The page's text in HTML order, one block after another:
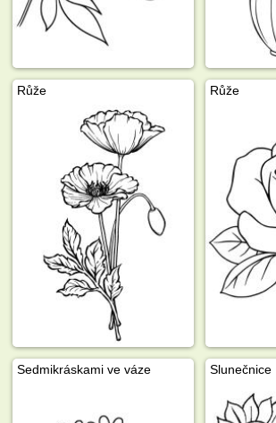
Růže Růže
Sedmikráskami ve váze Slunečnice